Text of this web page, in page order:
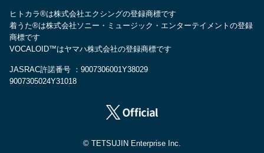
ヒトカラ®は株式会社エクシングの登録商標です
着うた®は株式会社ソニー・ミュージック・エンターテイメントの登録
商標です
VOCALOID™はヤマハ株式会社の登録商標です
JASRAC許諾番号 ：9007306001Y38029
9007305024Y31018
© TETSUJIN Enterprise Inc.